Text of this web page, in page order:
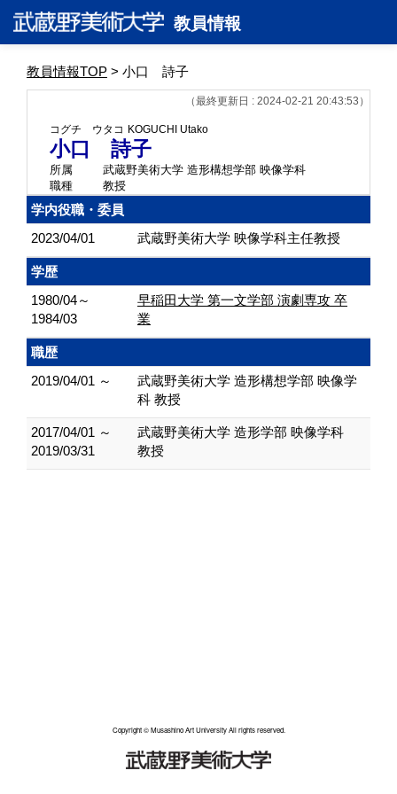
教員情報
教員情報TOP > 小口 詩子
（最終更新日 : 2024-02-21 20:43:53）
コグチ ウタコ KOGUCHI Utako
小口 詩子
所属
武蔵野美術大学 造形構想学部 映像学科
職種
教授
学内役職・委員
2023/04/01
武蔵野美術大学 映像学科主任教授
学歴
1980/04～
1984/03
早稲田大学 第一文学部 演劇専攻 卒
業
職歴
2019/04/01 ～
武蔵野美術大学 造形構想学部 映像学
科 教授
2017/04/01 ～
2019/03/31
武蔵野美術大学 造形学部 映像学科
教授
Copyright © Musashino Art University All rights reserved.